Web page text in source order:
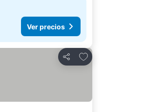
Ver precios
Compartir
Agregar a favoritos